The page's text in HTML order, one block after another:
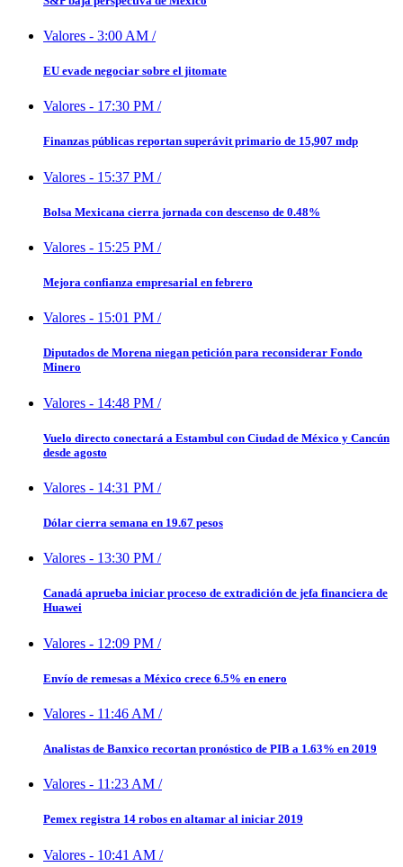
Valores - 3:00 AM /
EU evade negociar sobre el jitomate
Valores - 17:30 PM /
Finanzas públicas reportan superávit primario de 15,907 mdp
Valores - 15:37 PM /
Bolsa Mexicana cierra jornada con descenso de 0.48%
Valores - 15:25 PM /
Mejora confianza empresarial en febrero
Valores - 15:01 PM /
Diputados de Morena niegan petición para reconsiderar Fondo
Minero
Valores - 14:48 PM /
Vuelo directo conectará a Estambul con Ciudad de México y Cancún
desde agosto
Valores - 14:31 PM /
Dólar cierra semana en 19.67 pesos
Valores - 13:30 PM /
Canadá aprueba iniciar proceso de extradición de jefa financiera de
Huawei
Valores - 12:09 PM /
Envío de remesas a México crece 6.5% en enero
Valores - 11:46 AM /
Analistas de Banxico recortan pronóstico de PIB a 1.63% en 2019
Valores - 11:23 AM /
Pemex registra 14 robos en altamar al iniciar 2019
Valores - 10:41 AM /